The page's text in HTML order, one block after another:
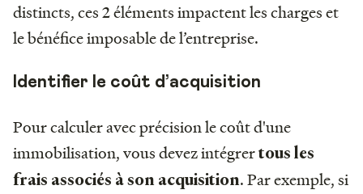
distincts, ces 2 éléments impactent les charges et
le bénéfice imposable de l’entreprise.
Identifier le coût d’acquisition
Pour calculer avec précision le coût d'une
immobilisation, vous devez intégrertous les
frais associés à son acquisition. Par exemple, si